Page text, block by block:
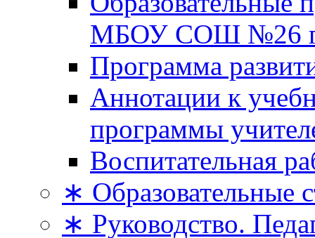
МБОУ СОШ №26
Программа
Аннотации к
программы
Воспитательная
∗ Образовательные
∗ Руководство.